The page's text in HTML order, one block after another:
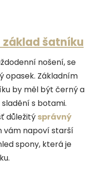
základ šatníku
nošení, se
opasek. Základním
by měl být černý a
s botami.
důležitý správný
vám napoví starší
spony, která je